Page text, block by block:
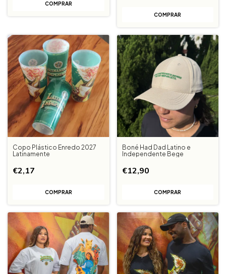
COMPRAR
COMPRAR
Copo Plástico Enredo 2027
Latinamente
€2,17
Boné Had Dad Latino e
Independente Bege
€12,90